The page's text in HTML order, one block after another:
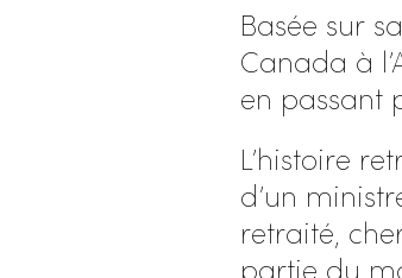
Basée sur
Canada à
en passant
L’histoire
d’un
retraité,